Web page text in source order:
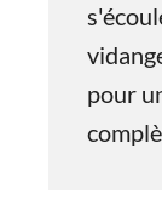
pour